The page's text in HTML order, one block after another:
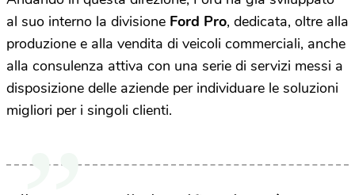
al suo interno la divisione Ford Pro, dedicata, oltre alla
produzione e alla vendita di veicoli commerciali, anche
alla consulenza attiva con una serie di servizi messi a
disposizione delle aziende per individuare le soluzioni
migliori per i singoli clienti.